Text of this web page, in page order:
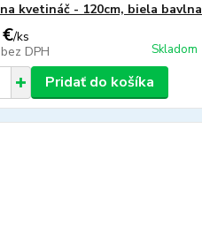
kvetináč - 120cm, biela bavlna
/ks
bez DPH Skladom
Pridať do košíka